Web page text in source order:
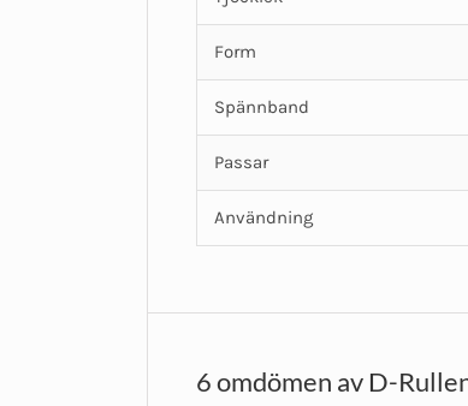
Form
Spännband
Passar
Användning
6 omdömen av D-